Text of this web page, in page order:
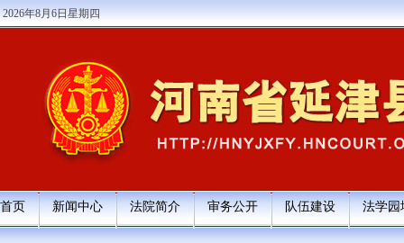
2026年8月6日星期四
首页 新闻中心 法院简介 审务公开 队伍建设 法学园